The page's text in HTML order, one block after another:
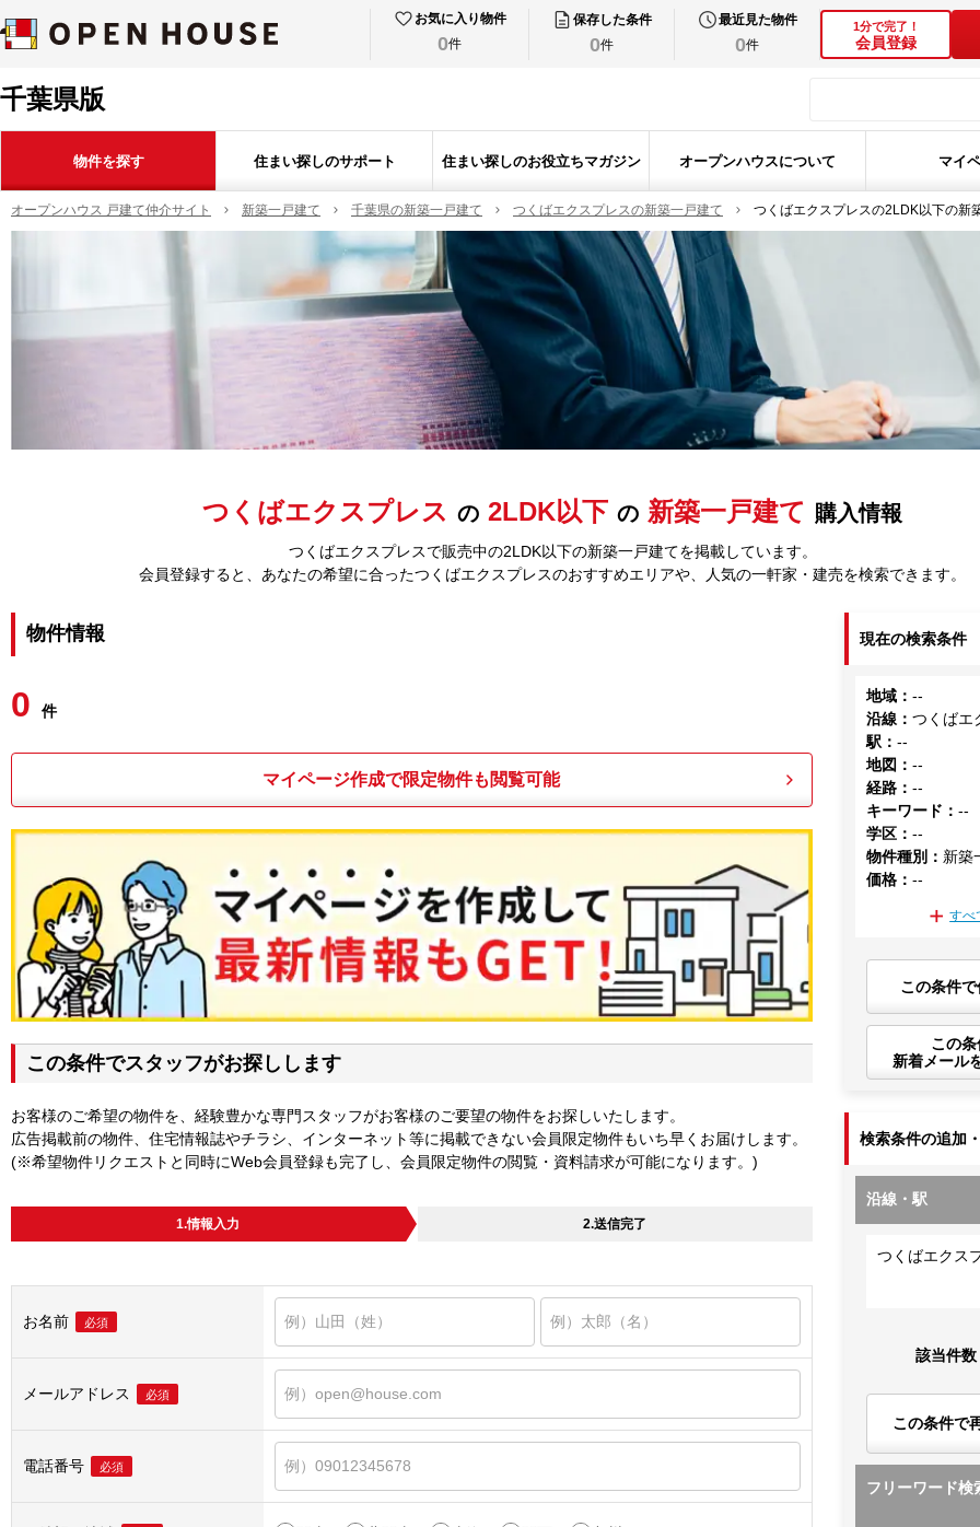
お気に入り物件
0件
保存した条件
0件
最近見た物件
0件
1分で完了！
会員登録
千葉県版
物件を探す 住まい探しのサポート 住まい探しのお役立ちマガジン オープンハウスについて マイ
オープンハウス 戸建て仲介サイト 新築一戸建て 千葉県の新築一戸建て つくばエクスプレスの新築一戸建て つくばエクスプレスの2LDK以下の新
つくばエクスプレス の 2LDK以下 の 新築一戸建て 購入情報
つくばエクスプレスで販売中の2LDK以下の新築一戸建てを掲載しています。
会員登録すると、あなたの希望に合ったつくばエクスプレスのおすすめエリアや、人気の一軒家・建売を検索できます。
物件情報
0 件
マイページ作成で限定物件も閲覧可能
この条件でスタッフがお探しします
お客様のご希望の物件を、経験豊かな専門スタッフがお客様のご要望の物件をお探しいたします。
広告掲載前の物件、住宅情報誌やチラシ、インターネット等に掲載できない会員限定物件もいち早くお届けします。
(※希望物件リクエストと同時にWeb会員登録も完了し、会員限定物件の閲覧・資料請求が可能になります。)
1.情報入力 2.送信完了
お名前 必須
メールアドレス 必須
電話番号 必須
現在の検索条件
地域 ：--
沿線 ：つくばエ
駅 ：--
地図 ：--
経路 ：--
キーワード ：--
学区 ：--
物件種別 ： 新築
価格 ：--
すべ
この条件
この
新着メール
検索条件の追加
沿線・駅
つくばエクス
該当件数
この条件で
フリーワード検